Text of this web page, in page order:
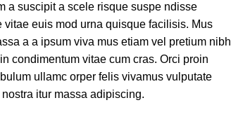
a suscipit a scele risque suspe ndisse
euis mod urna quisque facilisis. Mus
a a ipsum viva mus etiam vel pretium nibh
condimentum vitae cum cras. Orci proin
ullamc orper felis vivamus vulputate
itur massa adipiscing.